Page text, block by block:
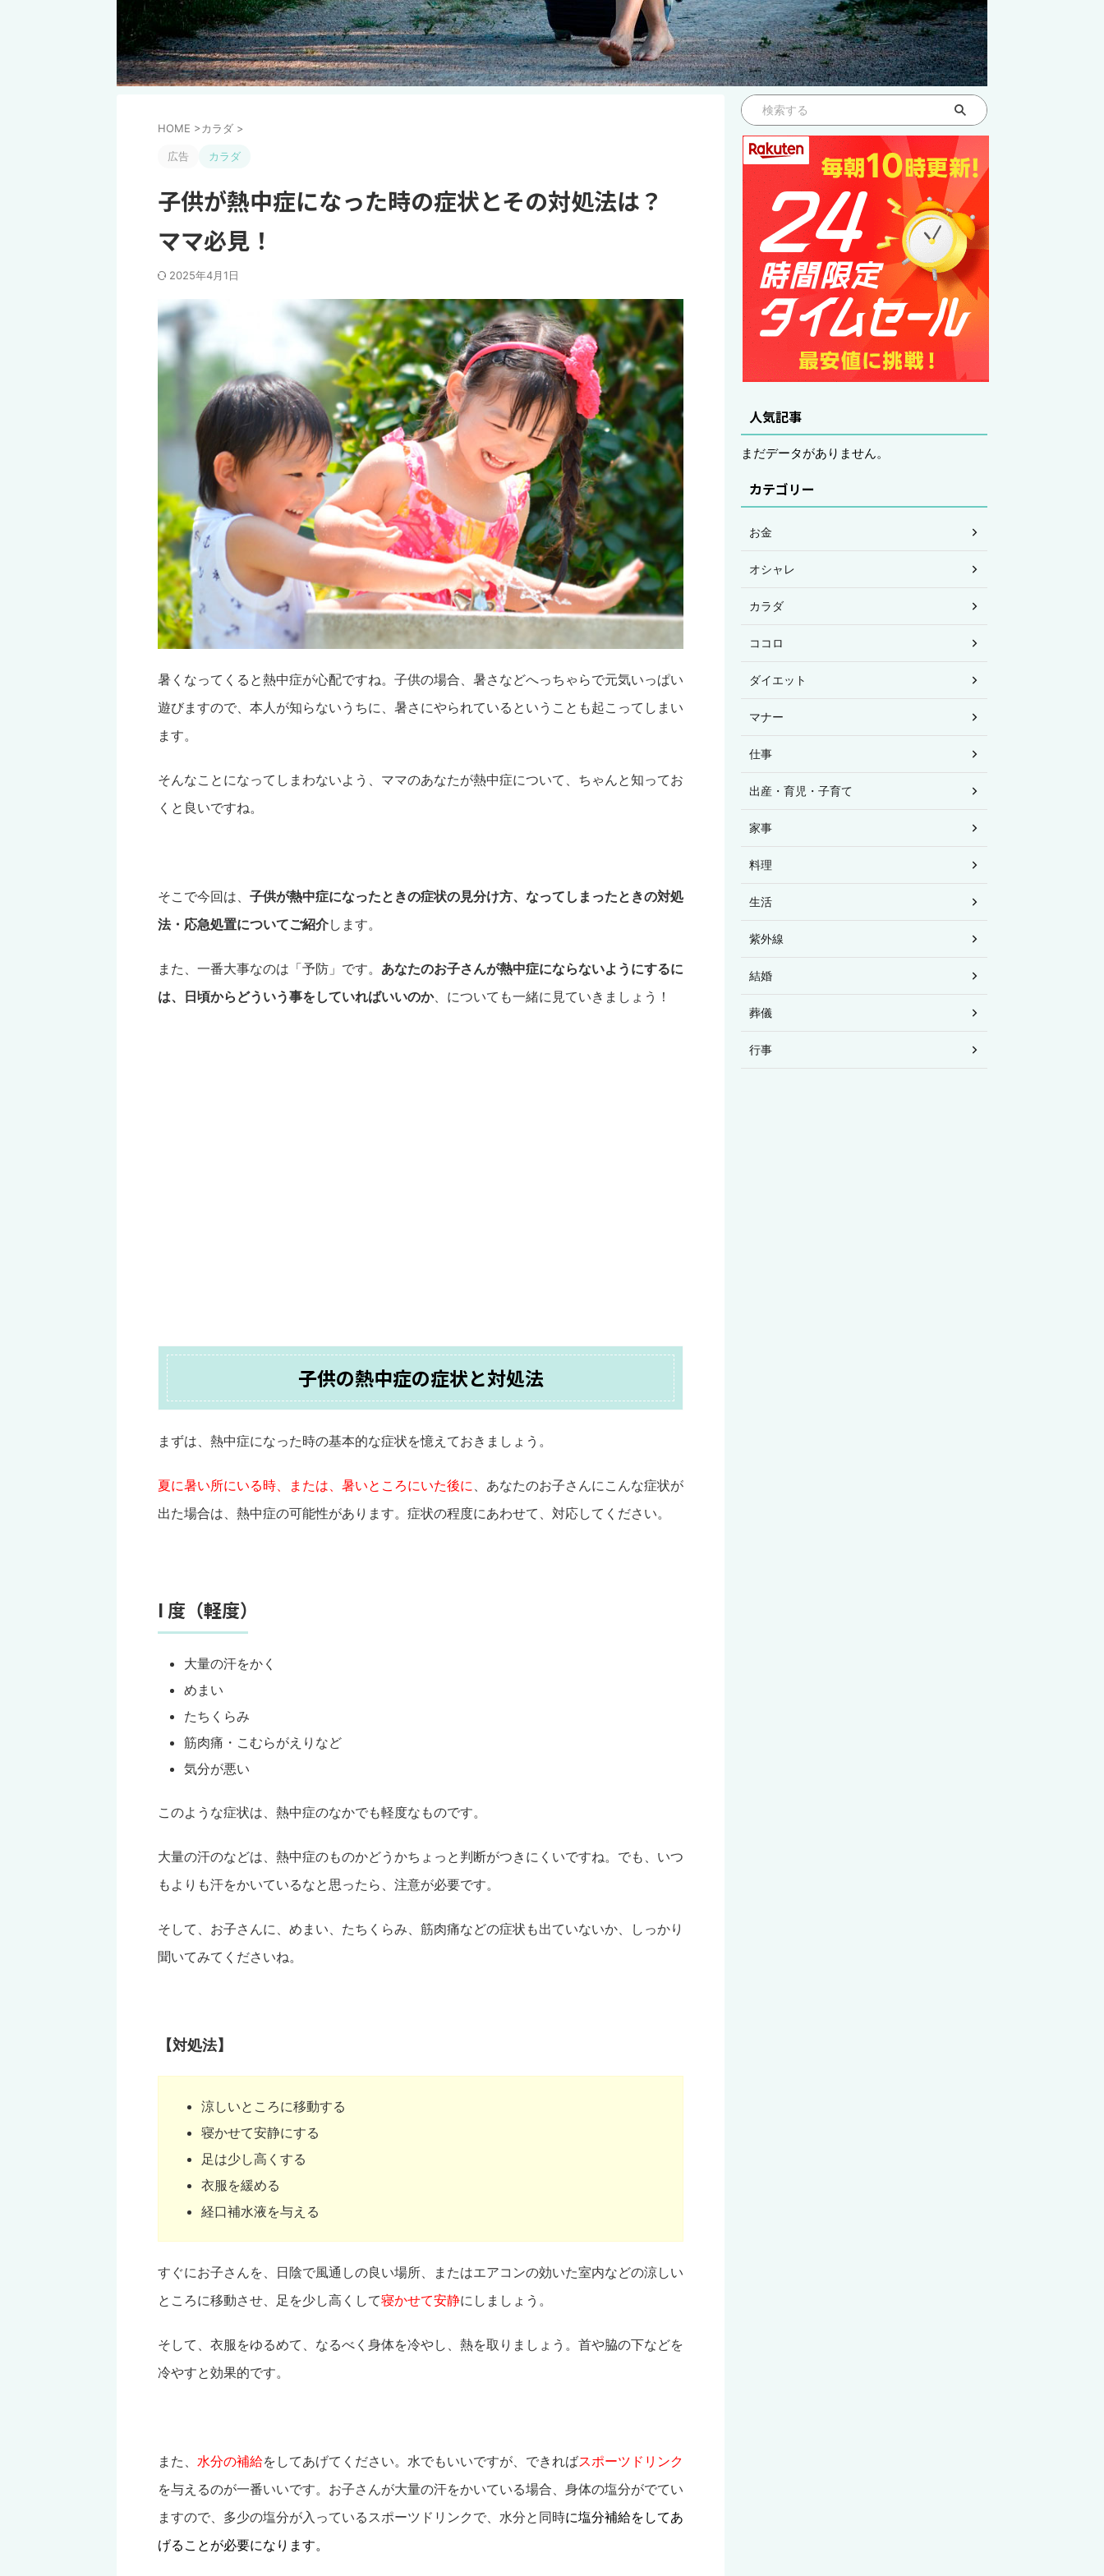
HOME >カラダ >
広告 カラダ
子供が熱中症になった時の症状とその対処法は？
ママ必見！
2025年4月1日
暑くなってくると熱中症が心配ですね。子供の場合、暑さなどへっちゃらで元気いっぱい
遊びますので、本人が知らないうちに、暑さにやられているということも起こってしまい
ます。
そんなことになってしまわないよう、ママのあなたが熱中症について、ちゃんと知ってお
くと良いですね。
そこで今回は、 子供が熱中症になったときの症状の見分け方、なってしまったときの対処
法・応急処置についてご紹介します。
また、一番大事なのは「予防」です。 あなたのお子さんが熱中症にならないようにするに
は、日頃からどういう事をしていればいいのか、についても一緒に見ていきましょう！
子供の熱中症の症状と対処法
まずは、熱中症になった時の基本的な症状を憶えておきましょう。
夏に暑い所にいる時、または、暑いところにいた後に、あなたのお子さんにこんな症状が
出た場合は、熱中症の可能性があります。症状の程度にあわせて、対応してください。
I 度（軽度）
大量の汗をかく
めまい
たちくらみ
筋肉痛・こむらがえりなど
気分が悪い
このような症状は、熱中症のなかでも軽度なものです。
大量の汗のなどは、熱中症のものかどうかちょっと判断がつきにくいですね。でも、いつ
もよりも汗をかいているなと思ったら、注意が必要です。
そして、お子さんに、めまい、たちくらみ、筋肉痛などの症状も出ていないか、しっかり
聞いてみてくださいね。
【対処法】
涼しいところに移動する
寝かせて安静にする
足は少し高くする
衣服を緩める
経口補水液を与える
すぐにお子さんを、日陰で風通しの良い場所、またはエアコンの効いた室内などの涼しい
ところに移動させ、足を少し高くして寝かせて安静にしましょう。
そして、衣服をゆるめて、なるべく身体を冷やし、熱を取りましょう。首や脇の下などを
冷やすと効果的です。
また、 水分の補給をしてあげてください。水でもいいですが、できればスポーツドリンク
を与えるのが一番いいです。お子さんが大量の汗をかいている場合、身体の塩分がでてい
ますので、多少の塩分が入っているスポーツドリンクで、水分と同時に塩分補給をしてあ
げることが必要になります。
人気記事
まだデータがありません。
カテゴリー
お金
オシャレ
カラダ
ココロ
ダイエット
マナー
仕事
出産・育児・子育て
家事
料理
生活
紫外線
結婚
葬儀
行事